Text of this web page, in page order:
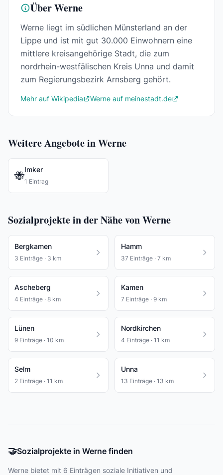
Über Werne
Werne liegt im südlichen Münsterland an der
Lippe und ist mit gut 30.000 Einwohnern eine
mittlere kreisangehörige Stadt, die zum
nordrhein-westfälischen Kreis Unna und damit
zum Regierungsbezirk Arnsberg gehört.
Mehr auf Wikipedia Werne auf meinestadt.de
Weitere Angebote in Werne
🐝
Imker
1 Eintrag
Sozialprojekte in der Nähe von Werne
Bergkamen
3 Einträge · 3 km
Hamm
37 Einträge · 7 km
Ascheberg
4 Einträge · 8 km
Kamen
7 Einträge · 9 km
Lünen
9 Einträge · 10 km
Nordkirchen
4 Einträge · 11 km
Selm
2 Einträge · 11 km
Unna
13 Einträge · 13 km
🤝Sozialprojekte in Werne finden
Werne bietet mit 6 Einträgen soziale Initiativen und